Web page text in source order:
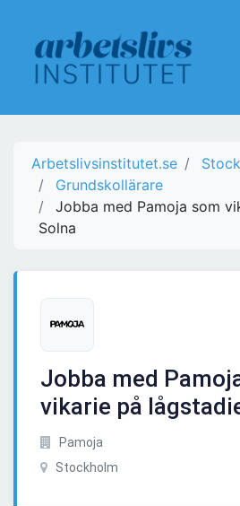
Arbetslivsinstitutet.se
Grundskollärare
Jobba med Pamoja som
Solna
Jobba med
vikarie på
Pamoja
Stockholm